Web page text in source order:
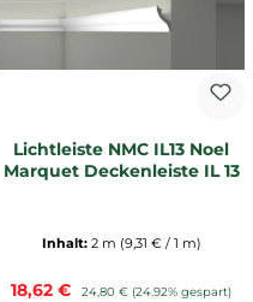
Lichtleiste NMC IL13 Noel
Marquet Deckenleiste IL 13
Inhalt: 2 m (9,31 € / 1 m)
Verkaufspreis:
18,62 € Regulärer Preis:
24,80 € (24.92% gespart)